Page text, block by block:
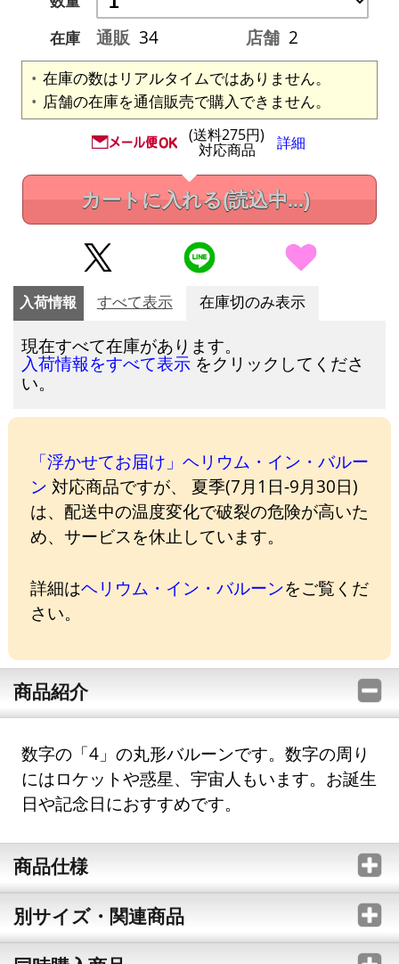
在庫
通販 34 店舗 2
在庫の数はリアルタイムではありません。
店舗の在庫を通信販売で購入できません。
(送料275円)
対応商品 詳細
カートに入れる(読込中...)
入荷情報 すべて表示 在庫切のみ表示
現在すべて在庫があります。
入荷情報をすべて表示 をクリックしてくださ
い。
「浮かせてお届け」ヘリウム・イン・バルー
ン 対応商品ですが、 夏季(7月1日-9月30日)
は、配送中の温度変化で破裂の危険が高いた
め、サービスを休止しています。
詳細はヘリウム・イン・バルーンをご覧くだ
さい。
商品紹介
数字の「4」の丸形バルーンです。数字の周り
にはロケットや惑星、宇宙人もいます。お誕生
日や記念日におすすめです。
商品仕様
別サイズ・関連商品